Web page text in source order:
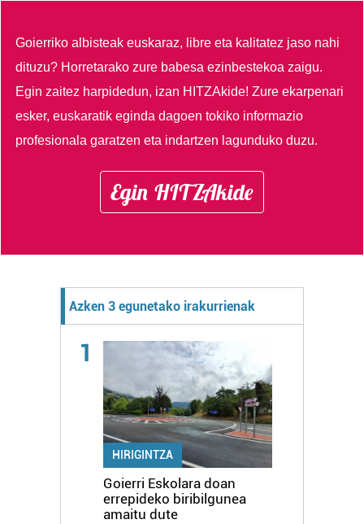
Goierriko albisteak euskaraz, libre eta kalitatez jaso nahi
dituzu? Horretarako zure babesa ezinbestekoa zaigu.
Egin zaitez harpidedun, izan HITZAkide!Zure ekarpenari
esker, euskaratik eginda dagoen tokiko informazio
profesionala garatzen eta indartzen lagunduko duzu.
Egin HITZAkide
Azken 3 egunetako irakurrienak
1
HIRIGINTZA
Goierri Eskolara doan
errepideko biribilgunea
amaitu dute